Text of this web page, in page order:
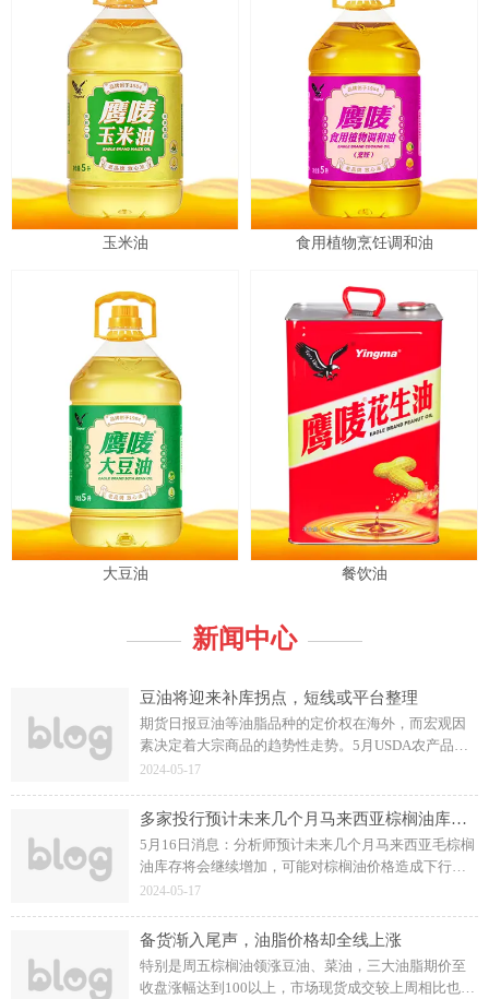
玉米油 食用植物烹饪调和油
大豆油 餐饮油
新闻中心
豆油将迎来补库拐点，短线或平台整理
期货日报豆油等油脂品种的定价权在海外，而宏观因
素决定着大宗商品的趋势性走势。5月USDA农产品供
需报告发布，影响偏空。随着期初库存和产量的增
2023/2024年度增长8%。
2024-05-17
多家投行预计未来几个月马来西亚棕榈油库存将会继续增长
5月16日消息：分析师预计未来几个月马来西亚毛棕榈
油库存将会继续增加，可能对棕榈油价格造成下行压
力。该投行维持2024年和2025年毛棕榈油价格预期不
2024-05-17
备货渐入尾声，油脂价格却全线上涨
特别是周五棕榈油领涨豆油、菜油，三大油脂期价至
收盘涨幅达到100以上，市场现货成交较上周相比也略